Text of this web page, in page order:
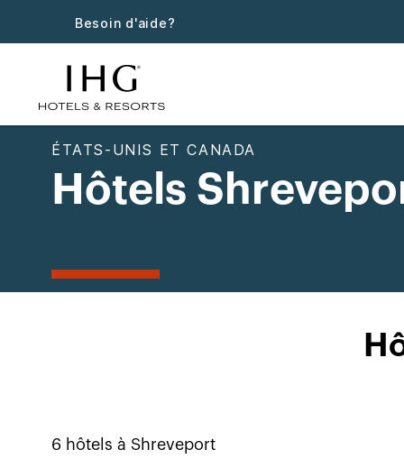
Besoin d'aide?
ÉTATS-UNIS ET CANADA
Hôtels
6 hôtels à Shreveport